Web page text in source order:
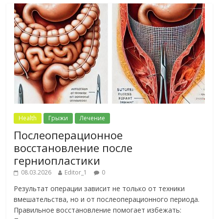
Health Грыжи Лечение
Послеоперационное
восстановление после
герниопластики
08.03.2026 Editor_1 0
Результат операции зависит не только от техники
вмешательства, но и от послеоперационного периода.
Правильное восстановление помогает избежать: